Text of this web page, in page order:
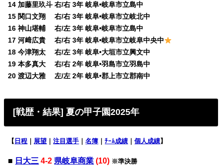
14 加藤里玖斗 右/右 3年 岐阜•岐阜市立島中
15 関口文翔 右/右 3年 岐阜•岐阜市立岐北中
16 神山堪輔 右/左 3年 岐阜•岐阜市立島中
17 河﨑広貴 右/右 3年 岐阜•岐阜市立岐阜中央中
18 今津翔太 右/左 3年 岐阜•大垣市立興文中
19 本多真大 右/右 2年 岐阜•羽島市立羽島中
20 渡辺大雅 左/左 2年 岐阜•郡上市立郡南中
[戦歴・結果] 夏の甲子園2025年
【 日程 展望 ｜注目選手 ｜名簿 ｜ﾁｰﾑ成績 ｜個人成績】
■ 日大三 4-2 県岐阜商業 (10) ※準決勝